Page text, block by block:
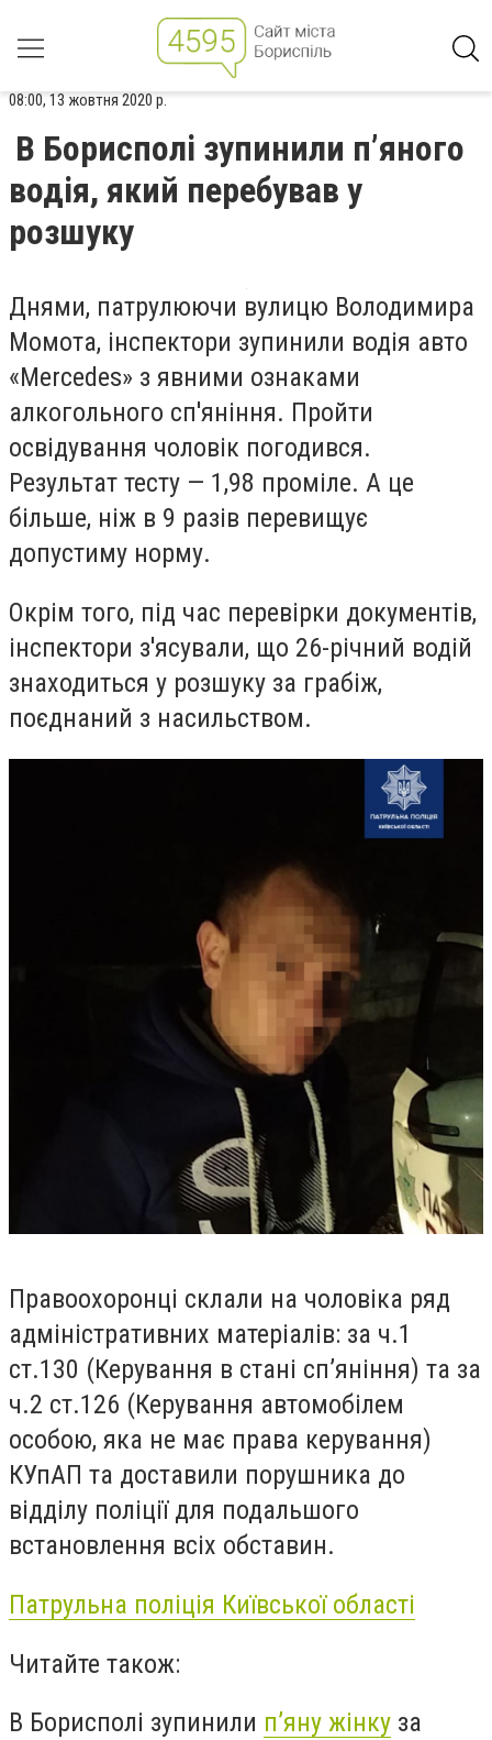
08:00, 13 жовтня 2020 р.
В Борисполі зупинили п’яного
водія, який перебував у
розшуку
Днями, патрулюючи вулицю Володимира
Момота, інспектори зупинили водія авто
«Mercedes» з явними ознаками
алкогольного сп'яніння. Пройти
освідування чоловік погодився.
Результат тесту — 1,98 проміле. А це
більше, ніж в 9 разів перевищує
допустиму норму.
Окрім того, під час перевірки документів,
інспектори з'ясували, що 26-річний водій
знаходиться у розшуку за грабіж,
поєднаний з насильством.
Правоохоронці склали на чоловіка ряд
адміністративних матеріалів: за ч.1
ст.130 (Керування в стані сп’яніння) та за
ч.2 ст.126 (Керування автомобілем
особою, яка не має права керування)
КУпАП та доставили порушника до
відділу поліції для подальшого
встановлення всіх обставин.
Патрульна поліція Київської області
Читайте також:
В Борисполі зупинили п’яну жінку за